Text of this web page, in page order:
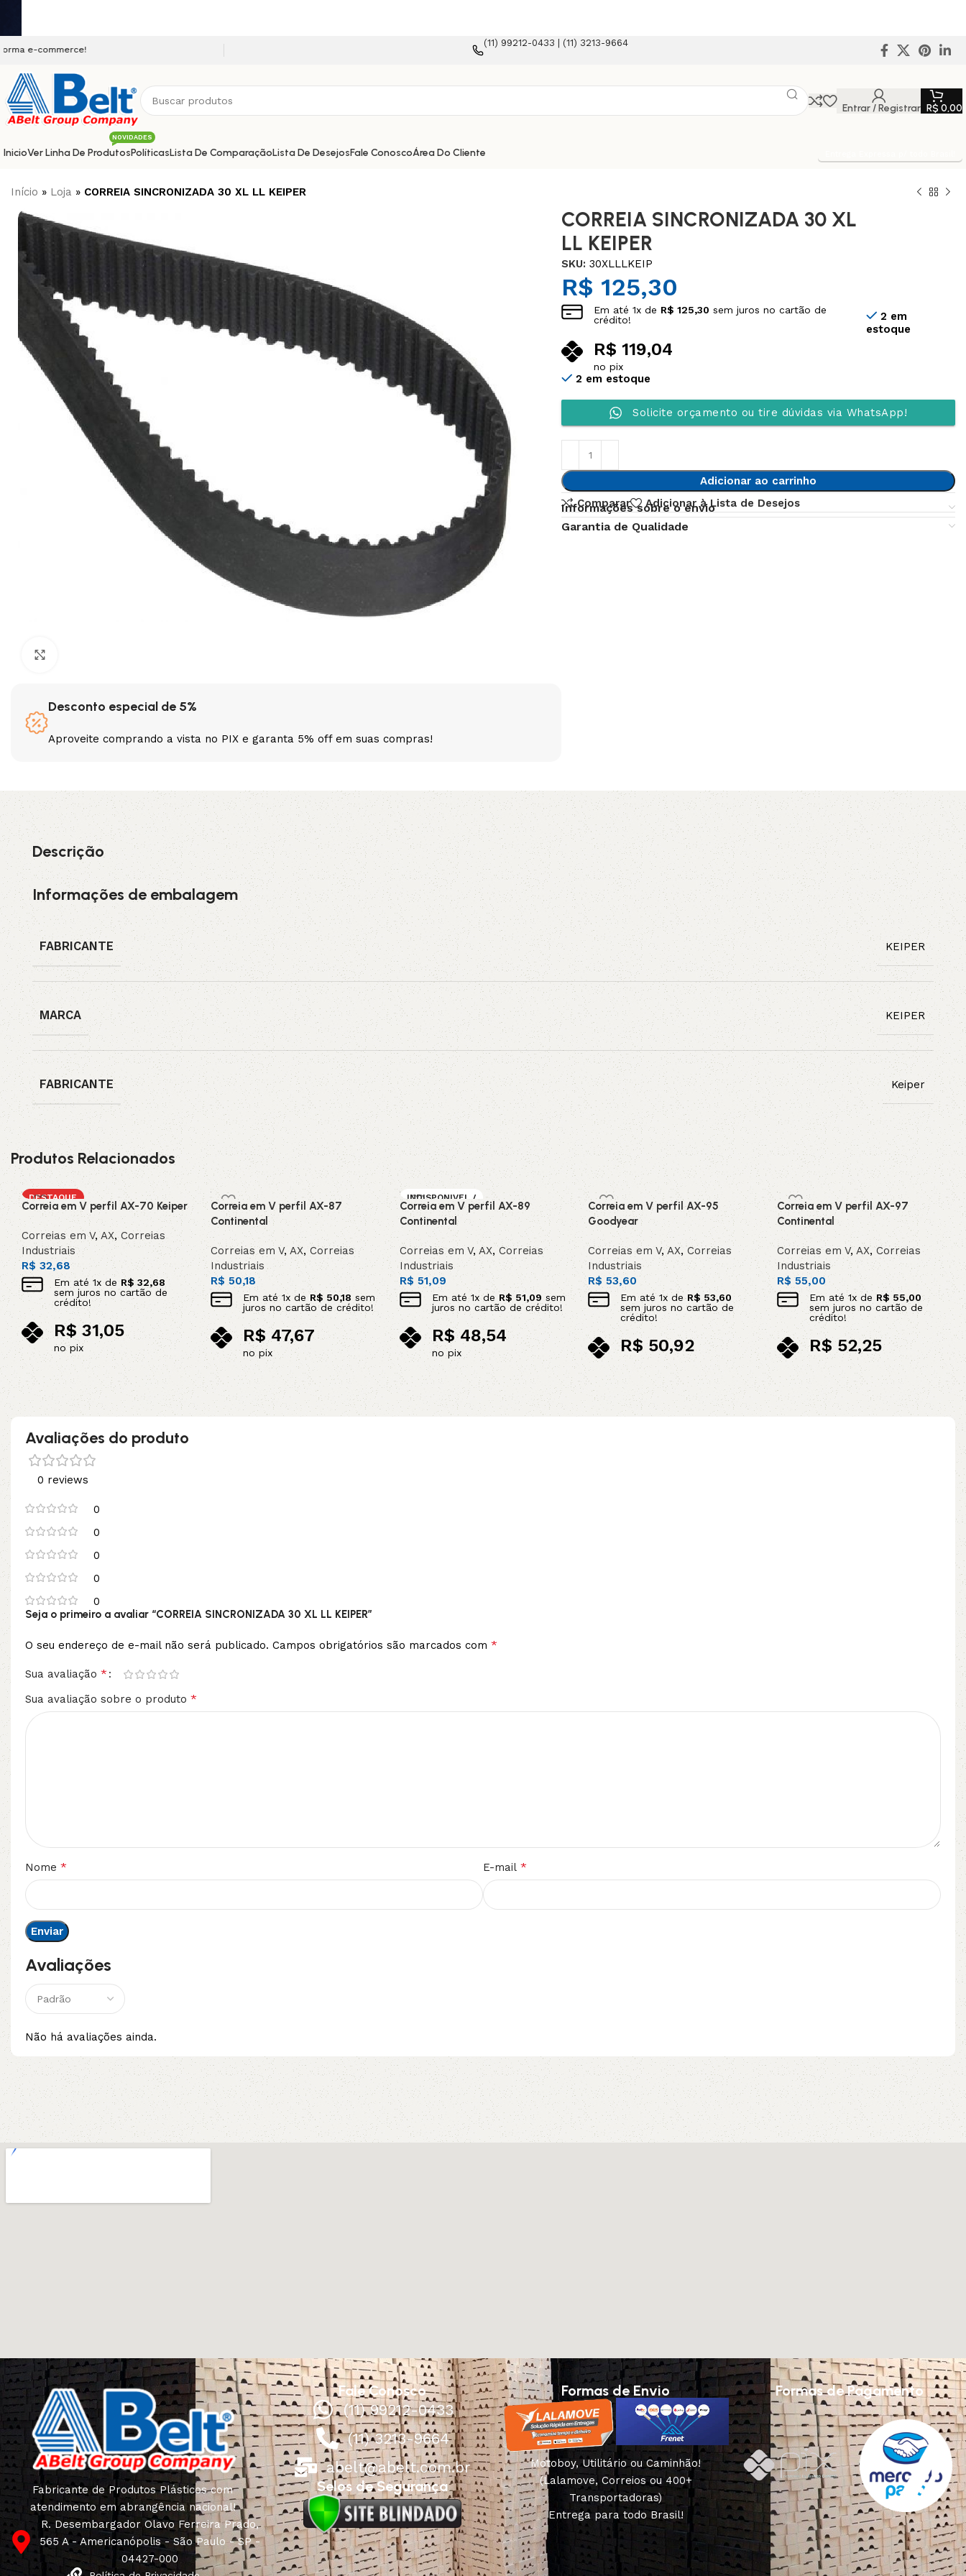
(11) 99212-0433 | (11) 3213-9664
Entrar / Registrar R$ 0,00
InicioVer Linha De Produtos
NOVIDADES
A
PL SPA SPB SPC SPZ
XPA XPB XPZ ZX
PolíticasLista De ComparaçãoLista De DesejosFale ConoscoÁrea Do Cliente
Início » Loja » CORREIA SINCRONIZADA 30 XL LL KEIPER
Desconto especial de 5%
Aproveite comprando a vista no PIX e garanta 5% off em suas compras!
CORREIA SINCRONIZADA 30 XL
LL KEIPER
SKU:30XLLLKEIP
R$ 125,30
Em até1x de R$ 125,30 sem juros no cartão de
crédito!
R$ 119,04
no pix
2 em
estoque
2 em estoque
Solicite orçamento ou tire dúvidas via WhatsApp!
Adicionar ao carrinho
Comparar
Adicionar à Lista de Desejos
Informações sobre o envio
Garantia de Qualidade
Descrição
Informações de embalagem
FABRICANTE KEIPER
MARCA KEIPER
FABRICANTE Keiper
Produtos Relacionados
DESTAQUE
Correia em V perfil AX-70 Keiper
Correias em V,AX,Correias
Industriais
R$ 32,68
Em até 1x deR$32,68
sem juros no cartão de
crédito!
R$ 31,05
no pix
Adicionar ao carrinho
Correia em V perfil AX-87
Continental
Correias em V, AX, Correias
Industriais
R$ 50,18
Em até1x de R$ 50,18 sem
juros no cartão de crédito!
R$47,67
no pix
Adicionar ao carrinho
INDISPONIVEL /
SOB ENCOMEN
DA
Correia em V perfil AX-89
Continental
Correias em V, AX,Correias
Industriais
R$ 51,09
Em até1x de R$ 51,09 sem
juros no cartão de crédito!
R$48,54
no pix
Leia mais
Correia em V perfil AX-95
Goodyear
Correias em V,AX,Correias
Industriais
R$ 53,60
Em até1x deR$ 53,60
sem juros no cartão de
crédito!
R$ 50,92
no pix
Adicionar ao carrinho
Correia em V perfil AX-97
Continental
Correias em V,AX,Correias
Industriais
R$ 55,00
Em até1x de R$ 55,00
sem juros no cartão de
crédito!
R$52,25
no pix
Adicionar ao carrinho
Avaliações do produto
0 reviews
0
0
0
0
0
Avaliações
Não há avaliações ainda.
Seja o primeiro a avaliar “CORREIA SINCRONIZADA 30 XL LL KEIPER”
O seu endereço de e-mail não será publicado. Campos obrigatórios são marcados com *
Sua avaliação *
Sua avaliação sobre o produto *
Nome * E-mail *
Fabricante de Produtos Plásticos com
atendimento em abrangência nacional!
R. Desembargador Olavo Ferreira Prado,
565 A - Americanópolis - São Paulo - SP -
04427-000
Fale Conosco
(11) 99212-0433
(11) 3213-9664
abelt@abelt.com.br
Selos de Segurança
Formas de Envio
Motoboy, Utilitário ou Caminhão!
(Lalamove, Correios ou 400+
Transportadoras)
Entrega para todo Brasil!
Formas de Pagamento